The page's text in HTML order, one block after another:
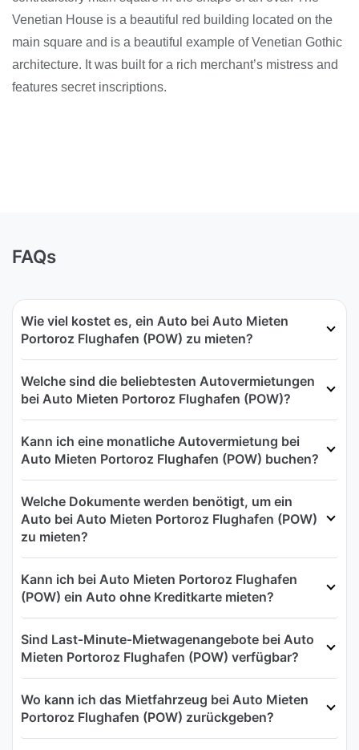
Venetian House is a beautiful red building located on the
main square and is a beautiful example of Venetian Gothic
architecture. It was built for a rich merchant’s mistress and
features secret inscriptions.
FAQs
Wie viel kostet es, ein Auto bei Auto Mieten
Portoroz Flughafen (POW) zu mieten?
Welche sind die beliebtesten Autovermietungen
bei Auto Mieten Portoroz Flughafen (POW)?
Kann ich eine monatliche Autovermietung bei
Auto Mieten Portoroz Flughafen (POW) buchen?
Welche Dokumente werden benötigt, um ein
Auto bei Auto Mieten Portoroz Flughafen (POW)
zu mieten?
Kann ich bei Auto Mieten Portoroz Flughafen
(POW) ein Auto ohne Kreditkarte mieten?
Sind Last‑Minute‑Mietwagenangebote bei Auto
Mieten Portoroz Flughafen (POW) verfügbar?
Wo kann ich das Mietfahrzeug bei Auto Mieten
Portoroz Flughafen (POW) zurückgeben?